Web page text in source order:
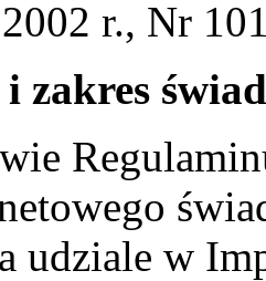
r., Nr
zakres
udziale w